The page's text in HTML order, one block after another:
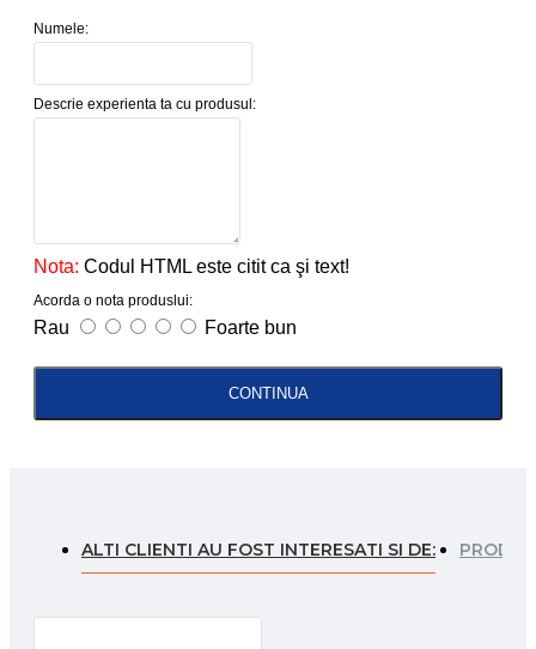
Numele:
Descrie experienta ta cu produsul:
Nota: Codul HTML este citit ca şi text!
Acorda o nota produslui:
Rau Foarte bun
CONTINUA
ALTI CLIENTI AU FOST INTERESATI SI DE: